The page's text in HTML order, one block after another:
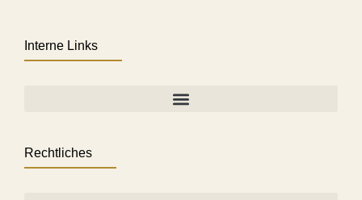
Interne Links
Rechtliches